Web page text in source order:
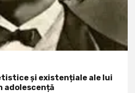
și existențiale ale lui
adolescență